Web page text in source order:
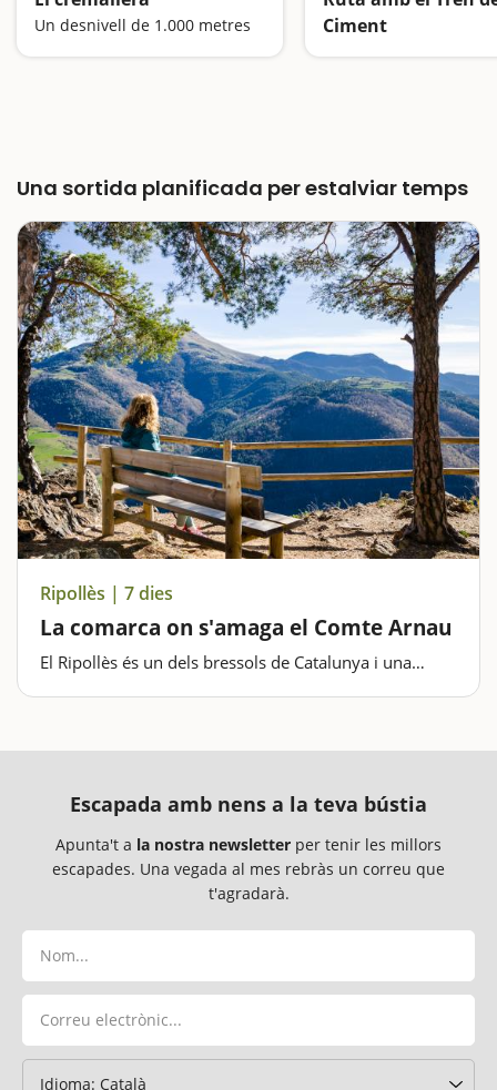
Un desnivell de 1.000 metres
Ciment
Una sortida planificada per estalviar temps
Ripollès | 7 dies
La comarca on s'amaga el Comte Arnau
El Ripollès és un dels bressols de Catalunya i una
Escapada amb nens a la teva bústia
Apunta't a la nostra newsletter per tenir les millors
escapades. Una vegada al mes rebràs un correu que
t'agradarà.